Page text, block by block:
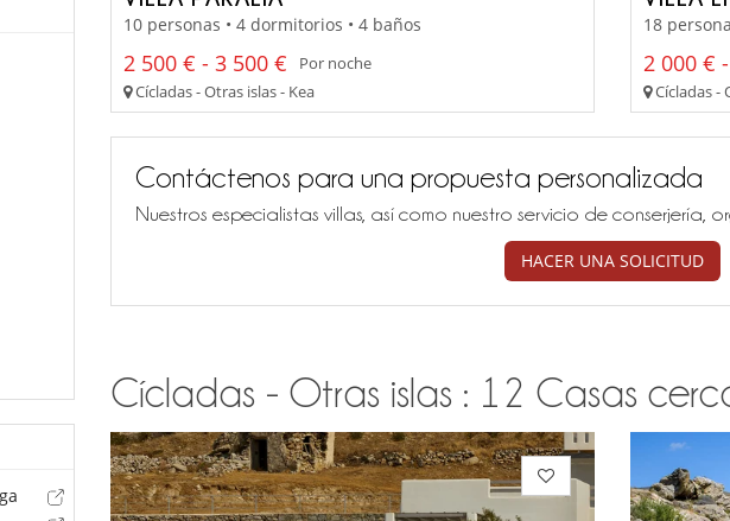
10 personas • 4 dormitorios • 4 baños
2 500 € - 3 500 €
Por noche
Cícladas - Otras islas - Kea
18
2 000 €
Cícladas -
Contáctenos para una propuesta personalizada
Nuestros especialistas villas, así como nuestro servicio de conserjería,
HACER UNA SOLICITUD
Cícladas - Otras islas : 12 Casas